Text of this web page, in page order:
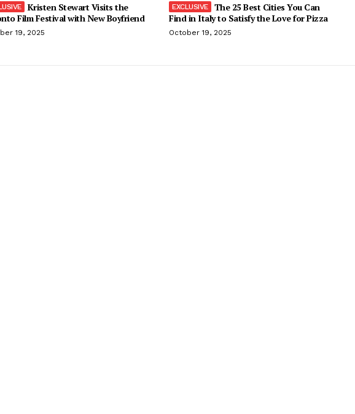
Kristen Stewart Visits the
Film Festival with New Boyfriend
19, 2025
The 25 Best Cities You Can
Find in Italy to Satisfy the Love for Pizza
October 19, 2025